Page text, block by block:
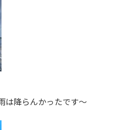
は降らんかったです～